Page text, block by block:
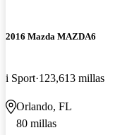
2016 Mazda MAZDA6
i Sport 123,613 millas
Orlando, FL
80 millas